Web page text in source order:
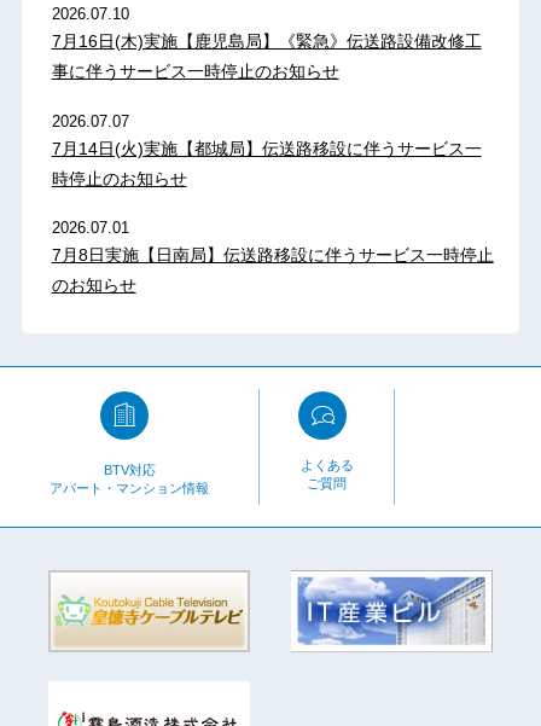
2026.07.10
7月16日(木)実施【鹿児島局】《緊急》伝送路設備改修工
事に伴うサービス一時停止のお知らせ
2026.07.07
7月14日(火)実施【都城局】伝送路移設に伴うサービス一
時停止のお知らせ
2026.07.01
7月8日実施【日南局】伝送路移設に伴うサービス一時停止
のお知らせ
BTV対応
アパート・マンション情報
よくある
ご質問